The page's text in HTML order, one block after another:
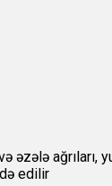
edilir